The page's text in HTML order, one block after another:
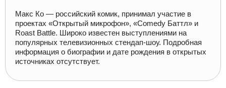
Макс Ко — российский комик, принимал участие в
проектах «Открытый микрофон», «Comedy Баттл» и
Roast Battle. Широко известен выступлениями на
популярных телевизионных стендап-шоу. Подробная
информация о биографии и дате рождения в открытых
источниках отсутствует.